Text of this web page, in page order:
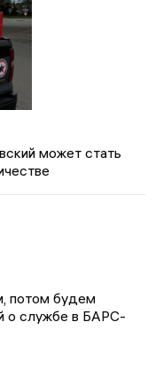
может стать
потом будем
о службе в БАРС-